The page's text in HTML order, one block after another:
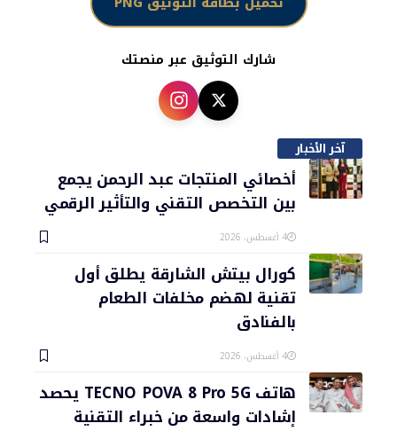
شارك التوثيق عبر منصتك
آخر الأخبار
أخصائي المنتجات عبد الرحمن يجمع
بين التخصص التقني والتأثير الرقمي
4 أغسطس، 2026
كورال بيتش الشارقة يطلق أول
تقنية لهضم مخلفات الطعام
بالفنادق
4 أغسطس، 2026
هاتف TECNO POVA 8 Pro 5G يحصد
إشادات واسعة من خبراء التقنية